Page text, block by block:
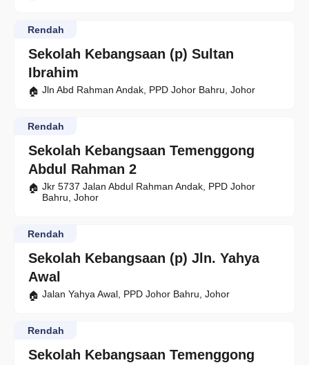
Sekolah Kebangsaan (p) Sultan
Ibrahim
Rendah
Jln Abd Rahman Andak, PPD Johor Bahru, Johor
Sekolah Kebangsaan Temenggong
Abdul Rahman 2
Rendah
Jkr 5737 Jalan Abdul Rahman Andak, PPD Johor
Bahru, Johor
Sekolah Kebangsaan (p) Jln. Yahya
Awal
Rendah
Jalan Yahya Awal, PPD Johor Bahru, Johor
Sekolah Kebangsaan Temenggong
Rendah